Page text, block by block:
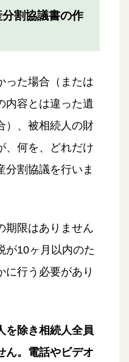
割協議書の作
った場合（または
内容とは違った遺
）、被相続人の財
、何を、どれだけ
分割協議を行いま
期限はありません
が10ヶ月以内のた
に行う必要があり
を除き相続人全員
ん。電話やビデオ